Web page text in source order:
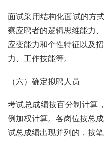
面试采用结构化面试的方
察应聘者的逻辑思维能力
应变能力和个性特征以及
力、工作技能等。
（六）确定拟聘人员
考试总成绩按百分制计算
例加权计算。各岗位按总
试总成绩出现并列的，按